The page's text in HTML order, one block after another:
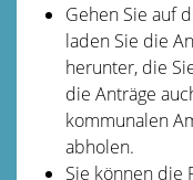
Gehen Sie auf
laden Sie die
herunter, die
die Anträge
kommunalen
abholen.
Sie können die